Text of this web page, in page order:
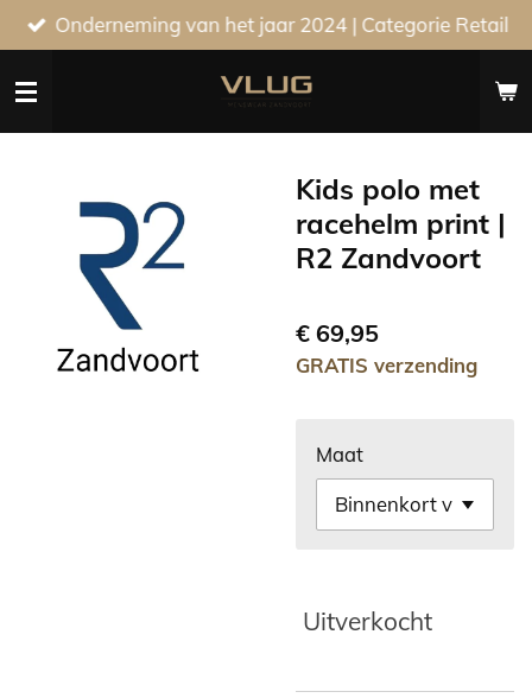
Ga
direct
naar
Onderneming van het jaar 2024 | Categorie Retail
Kids polo met
racehelm print |
R2 Zandvoort
€ 69,95
GRATIS verzending
Maat
Uitverkocht